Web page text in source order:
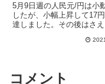
5月9日週の人民元/円は小
したが、小幅上昇して17
達しました。その後はさえ
がありましたが、その後は
FXTRAD...
コメント